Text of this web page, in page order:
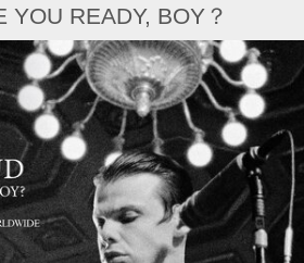
YOU READY, BOY？